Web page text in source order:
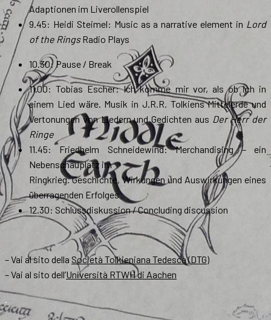
Adaptionen im Liverollenspiel
9.45: Heidi Steimel: Music as a narrative element in Lord
of the RingsRadio Plays
10.30: Pause / Break
11.00: Tobias Escher: Ich komme mir vor, als ob ich in
einem Lied wäre. Musik in J.R.R. Tolkiens Mittelerde und
Vertonungen von Liedern und Gedichten aus Der Herr der
Ringe
11.45: Friedhelm Schneidewind: Merchandising – ein
Nebenschauplatz im
Ringkrieg. Geschichte, Wirkungen und Auswirkungen eines
überragenden Erfolges
12.30: Schlussdiskussion / Concluding discussion
– Vai al sito della Società Tolkieniana Tedesca (DTG)
– Vai al sito dell’Università RTWH di Aachen